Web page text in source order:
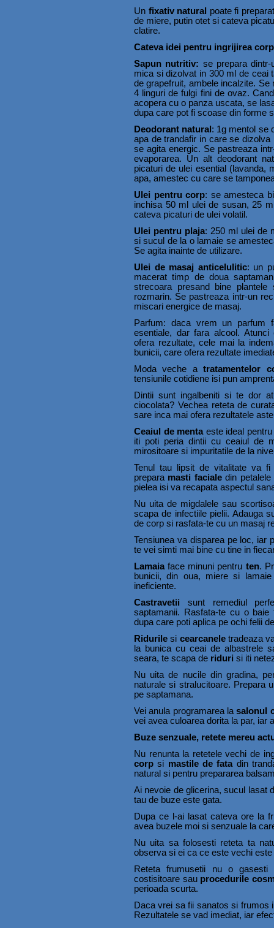
Un fixativ natural poate fi
de miere, putin otet si cateva
clatire.
Cateva idei pentru ingrijirea
Sapun nutritiv: se prepara
mica si dizolvat in 300 ml de ceai
de grapefruit, ambele incalzite.
4 linguri de fulgi fini de ovaz.
acopera cu o panza uscata, se
dupa care pot fi scoase din forme
Deodorant natural : 1g mentol se
apa de trandafir in care se
se agita energic. Se pastreaza
evaporarea. Un alt deodorant
picaturi de ulei esential (lavanda,
apa, amestec cu care se
Ulei pentru corp: se amesteca
inchisa 50 ml ulei de susan, 25
cateva picaturi de ulei volatil.
Ulei pentru plaja: 250 ml ulei de
si sucul de la o lamaie se
Se agita inainte de utilizare.
Ulei de masaj anticelulitic: un
macerat timp de doua
strecoara presand bine
rozmarin. Se pastreaza intr-un
miscari energice de masaj.
Parfum: daca vrem un parfum
esentiale, dar fara alcool.
ofera rezultate, cele mai la
bunicii, care ofera rezultate
Moda veche atratamentelor
tensiunile cotidiene isi pun
Dintii sunt ingalbeniti si te dor
ciocolata? Vechea reteta de
sare inca mai ofera rezultatele
Ceaiul de mentaeste ideal pentru
iti poti peria dintii cu ceaiul de
mirositoare si impuritatile de la
Tenul tau lipsit de vitalitate va
prepara masti facialedin petalele
pielea isi va recapata aspectul
Nu uita de migdalele sau
scapa de infectiile pielii. Adauga
de corp si rasfata-te cu un masaj
Tensiunea va disparea pe loc, iar
te vei simti mai bine cu tine in
Lamaiaface minuni pentru ten.
bunicii, din oua, miere si
ineficiente.
Castravetii sunt remediul
saptamanii. Rasfata-te cu o
dupa care poti aplica pe ochi felii
Ridurile si cearcaneletradeaza
la bunica cu ceai de albastrele
seara, te scapa de riduri si iti
Nu uita de nucile din gradina,
naturale si stralucitoare. Prepara
pe saptamana.
Vei anula programarea lasalonul
vei avea culoarea dorita la par, iar
Buze senzuale, retete mereu
Nu renunta la retetele vechi de
corp si mastile de fatadin
natural si pentru prepararea
Ai nevoie de glicerina, sucul lasat
tau de buze este gata.
Dupa ce l-ai lasat cateva ore la
avea buzele moi si senzuale la
Nu uita sa folosesti reteta ta
observa si ei ca ce este vechi este
Reteta frumusetii nu o gasesti
costisitoare sau procedurile
perioada scurta.
Daca vrei sa fii sanatos si frumos
Rezultatele se vad imediat, iar